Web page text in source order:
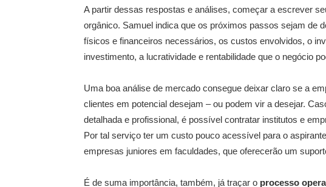
A partir dessas respostas e análises, começar a escrever
orgânico. Samuel indica que os próximos passos sejam de
físicos e financeiros necessários, os custos envolvidos, o
investimento, a lucratividade e rentabilidade que o negócio
Uma boa análise de mercado consegue deixar claro se a
clientes em potencial desejam – ou podem vir a desejar.
detalhada e profissional, é possível contratar institutos e
Por tal serviço ter um custo pouco acessível para o
empresas juniores em faculdades, que oferecerão um
É de suma importância, também, já traçar o processo